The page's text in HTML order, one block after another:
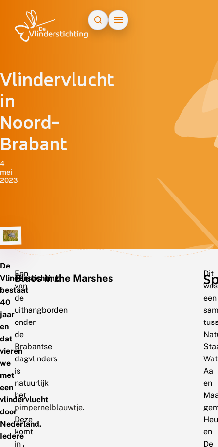
Vlindervlucht
in
Noord-
Brabant
4
mei
2023
De
Vlinderstichting
bestaat
40
jaar
en
dat
vieren
we
met
een
vlindervlucht
door
Nederland.
Iedere
Een
van
de
uithangborden
onder
de
Brabantse
dagvlinders
is
natuurlijk
het
pimpernelblauwtje.
Deze
komt
in
Blues in the Marshes
Dit
was
een
Aa
en
en
De